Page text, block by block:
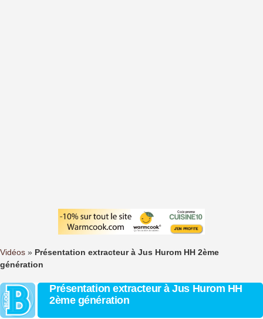
Vidéos » Présentation extracteur à Jus Hurom HH 2ème
génération
Présentation extracteur à Jus Hurom HH
2ème génération